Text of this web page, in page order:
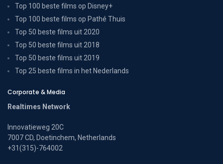
Top 100 beste films op Disney+
Top 100 beste films op Pathé Thuis
Top 50 beste films uit 2020
Top 50 beste films uit 2018
Top 50 beste films uit 2019
Top 25 beste films in het Nederlands
Corporate & Media
Realtimes Network
Innovatieweg 20C
7007 CD, Doetinchem, Netherlands
+31(315)-764002